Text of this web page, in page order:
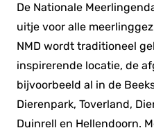
De Nationale
uitje voor alle
NMD wordt traditioneel
inspirerende locatie, de
bijvoorbeeld al in de
Dierenpark, Toverland,
Duinrell en Hellendoorn.